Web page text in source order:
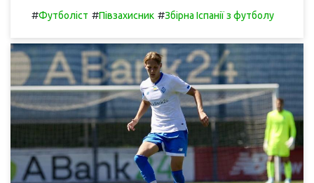
#Футболіст #Півзахисник #Збірна Іспанії з футболу